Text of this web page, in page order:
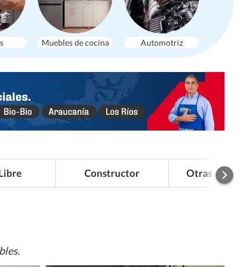
Muebles de cocina Automotriz
Constructor Otras